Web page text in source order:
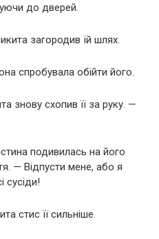
до дверей.
загородив їй шлях.
спробувала обійти його.
знову схопив її за руку. —
подивилась на його
— Відпусти мене, або я
сусіди!
стис її сильніше.